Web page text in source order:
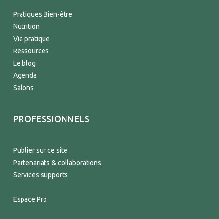
Pratiques Bien-être
Nutrition
Vie pratique
Ressources
Le blog
Agenda
Salons
PROFESSIONNELS
Publier sur ce site
Partenariats & collaborations
Services supports
Espace Pro